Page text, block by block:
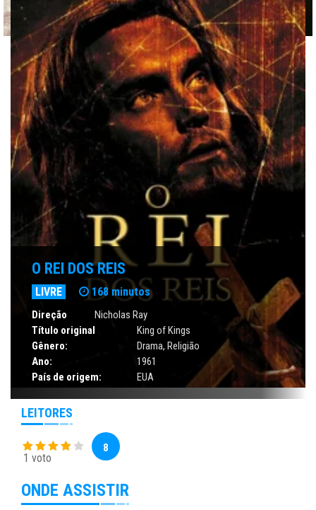
O REI DOS REIS
LIVRE 168 minutos
Direção
Nicholas Ray
Título original
King of Kings
Gênero:
Drama, Religião
Ano:
1961
País de origem:
EUA
LEITORES
1 voto
8
ONDE ASSISTIR